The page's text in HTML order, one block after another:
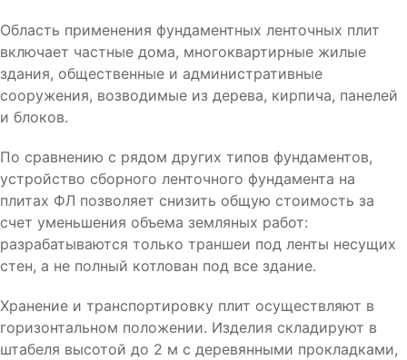
Область применения фундаментных ленточных плит
включает частные дома, многоквартирные жилые
здания, общественные и административные
сооружения, возводимые из дерева, кирпича, панелей
и блоков.
По сравнению с рядом других типов фундаментов,
устройство сборного ленточного фундамента на
плитах ФЛ позволяет снизить общую стоимость за
счет уменьшения объема земляных работ:
разрабатываются только траншеи под ленты несущих
стен, а не полный котлован под все здание.
Хранение и транспортировку плит осуществляют в
горизонтальном положении. Изделия складируют в
штабеля высотой до 2 м с деревянными прокладками,